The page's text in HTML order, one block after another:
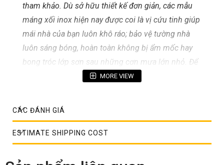
tham khảo. Dù sở hữu thiết kế đơn giản, các mẫu
máng xối inox hiện nay được coi là vị cứu tinh giúp
mái nhà của bạn luôn khô ráo; bảo vệ tường nhà
luôn sáng bóng, hoàn toàn không bị ẩm mốc hay
bong tróc lớp sơn sau những cơn mưa lớn nhỏ. Để
nhận tư vấn chuyên sâu, thiết kế quy cách theo yêu
hàng vui lòng liên hệ ngay qua số điện thoại
thuật của chúng tôi luôn sẵn sàng đồng hành cùng
bạn 24/7!
MORE VIEW
CÁC ĐÁNH GIÁ
ESTIMATE SHIPPING COST